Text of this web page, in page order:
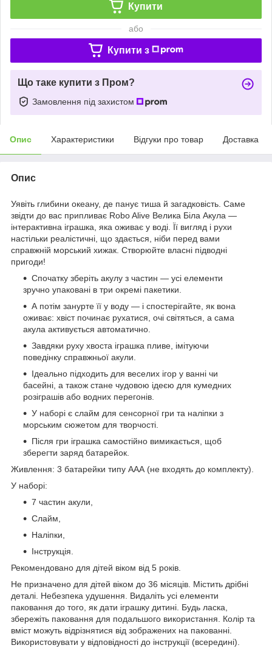
Купити
або
Купити з
Що таке купити з Пром?
Замовлення під захистом
Опис Характеристики Відгуки про товар Доставка
Опис
Уявіть глибини океану, де панує тиша й загадковість. Саме
звідти до вас припливає Robo Alive Велика Біла Акула —
інтерактивна іграшка, яка оживає у воді. Її вигляд і рухи
настільки реалістичні, що здається, ніби перед вами
справжній морський хижак. Створюйте власні підводні
пригоди!
Спочатку зберіть акулу з частин — усі елементи
зручно упаковані в три окремі пакетики.
А потім занурте її у воду — і спостерігайте, як вона
оживає: хвіст починає рухатися, очі світяться, а сама
акула активується автоматично.
Завдяки руху хвоста іграшка пливе, імітуючи
поведінку справжньої акули.
Ідеально підходить для веселих ігор у ванні чи
басейні, а також стане чудовою ідеєю для кумедних
розіграшів або водних перегонів.
У наборі є слайм для сенсорної гри та наліпки з
морським сюжетом для творчості.
Після гри іграшка самостійно вимикається, щоб
зберегти заряд батарейок.
Живлення: 3 батарейки типу ААА (не входять до комплекту).
У наборі:
7 частин акули,
Слайм,
Наліпки,
Інструкція.
Рекомендовано для дітей віком від 5 років.
Не призначено для дітей віком до 36 місяців. Містить дрібні
деталі. Небезпека удушення. Видаліть усі елементи
паковання до того, як дати іграшку дитині. Будь ласка,
збережіть паковання для подальшого використання. Колір та
вміст можуть відрізнятися від зображених на пакованні.
Використовувати у відповідності до інструкції (всередині).